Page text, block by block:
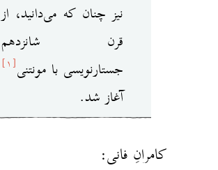
نیز چنان که می‌دانید، از
قرن شانزدهم
جستار‌نویسی با مونتنی[۱]
آغاز شد.
کامرانِ فانی: